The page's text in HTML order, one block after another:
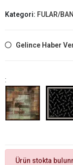
Kategori: FULAR/
Gelince Haber
:
Ürün stokta